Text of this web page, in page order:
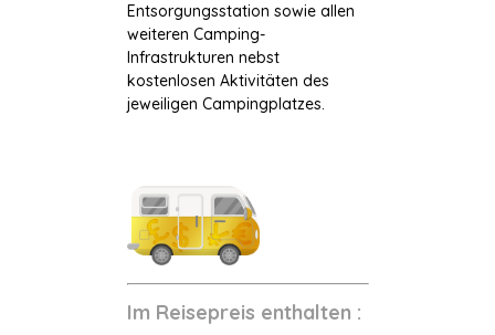
Entsorgungsstation sowie allen
weiteren Camping-
Infrastrukturen nebst
kostenlosen Aktivitäten des
jeweiligen Campingplatzes.
Im Reisepreis enthalten :